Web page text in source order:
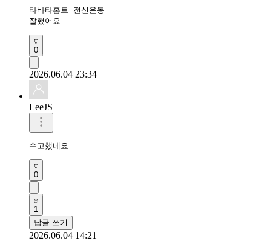
타바타홈트 전신운동
잘했어요
0
2026.06.04 23:34
LeeJS
수고했네요
0
1
답글 쓰기
2026.06.04 14:21